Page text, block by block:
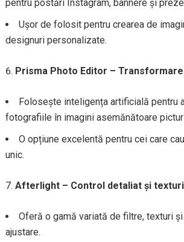
pentru postări Instagram, bannere și
Ușor de folosit pentru crearea de
designuri personalizate.
Prisma Photo Editor –
Folosește inteligența artificială pentru
fotografiile în imagini asemănătoare
O opțiune excelentă pentru cei care
unic.
Afterlight – Control detaliat și
Oferă o gamă variată de filtre, texturi
ajustare.